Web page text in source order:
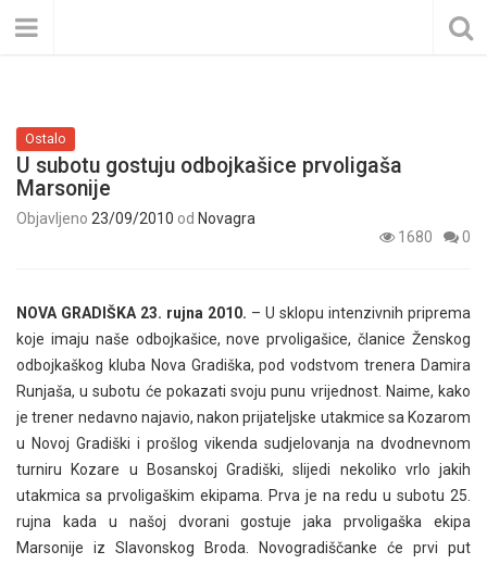
Ostalo
U subotu gostuju odbojkašice prvoligaša
Marsonije
Objavljeno 23/09/2010 od Novagra
1680
0
NOVA GRADIŠKA 23. rujna 2010. – U sklopu intenzivnih priprema
koje imaju naše odbojkašice, nove prvoligašice, članice Ženskog
odbojkaškog kluba Nova Gradiška, pod vodstvom trenera Damira
Runjaša, u subotu će pokazati svoju punu vrijednost. Naime, kako
je trener nedavno najavio, nakon prijateljske utakmice sa Kozarom
u Novoj Gradiški i prošlog vikenda sudjelovanja na dvodnevnom
turniru Kozare u Bosanskoj Gradiški, slijedi nekoliko vrlo jakih
utakmica sa prvoligaškim ekipama. Prva je na redu u subotu 25.
rujna kada u našoj dvorani gostuje jaka prvoligaška ekipa
Marsonije iz Slavonskog Broda. Novogradiščanke će prvi put